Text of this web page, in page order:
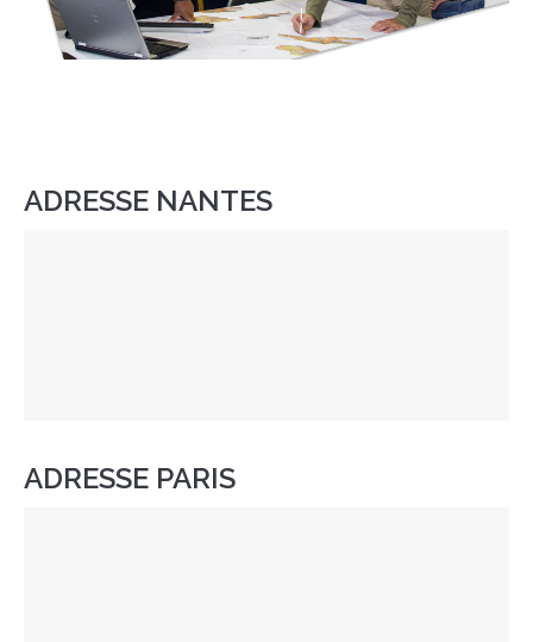
ADRESSE NANTES
ADRESSE PARIS